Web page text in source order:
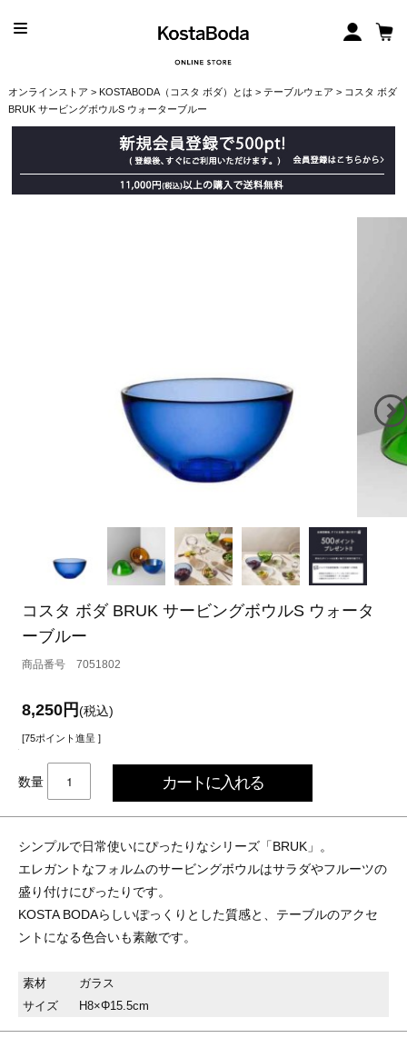
オンラインストア > KOSTABODA（コスタ ボダ）とは > テーブルウェア > コスタ ボダ
BRUK サービングボウルS ウォーターブルー
コスタ ボダ BRUK サービングボウルS ウォータ
ーブルー
7051802
8,250円(税込)
[75ポイント進呈 ]
数量
シンプルで日常使いにぴったりなシリーズ「BRUK」。
エレガントなフォルムのサービングボウルはサラダやフルーツの
盛り付けにぴったりです。
KOSTA BODAらしいぽっくりとした質感と、テーブルのアクセ
ントになる色合いも素敵です。
素材
ガラス
サイズ
H8×Φ15.5cm